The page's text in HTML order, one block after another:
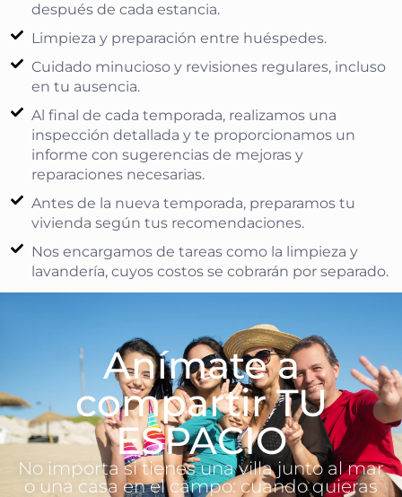
después de cada estancia.
Limpieza y preparación entre huéspedes.
Cuidado minucioso y revisiones regulares, incluso
en tu ausencia.
Al final de cada temporada, realizamos una
inspección detallada y te proporcionamos un
informe con sugerencias de mejoras y
reparaciones necesarias.
Antes de la nueva temporada, preparamos tu
vivienda según tus recomendaciones.
Nos encargamos de tareas como la limpieza y
lavandería, cuyos costos se cobrarán por separado.
Anímate a
compartir TU
ESPACIO
No importa si tienes una villa junto al mar
o una casa en el campo: cuando quieras